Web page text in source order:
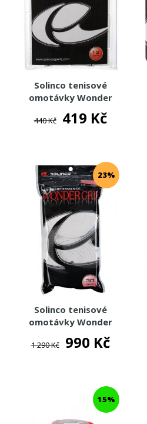
YONEX
ALIEN PROS
TOURNA
BABOLAT
TENISOVÉ DOPLŇKY
TOTÁLNÍ VÝPRODEJ %%%
Solinco tenisové
omotávky Wonder
440 Kč 419 Kč
23%
Solinco tenisové
omotávky Wonder
1 290 Kč 990 Kč
15%